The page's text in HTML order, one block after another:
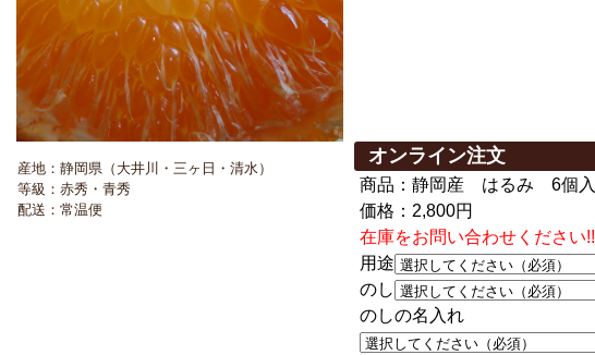
産地：静岡県（大井川・三ヶ日・清水）
等級：赤秀・青秀
配送：常温便
オンライン注文
商品：静岡産 はるみ 6個入
価格：2,800円
在庫をお問い合わせください!!
用途
のし
のしの名入れ